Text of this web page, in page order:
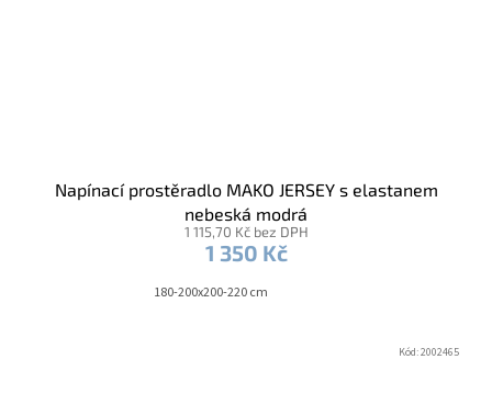
Napínací prostěradlo MAKO JERSEY s elastanem
nebeská modrá
1 115,70 Kč bez DPH
1 350 Kč
180-200x200-220 cm
Kód:2002465